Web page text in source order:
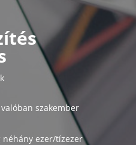
szakember
ezer/tízezer